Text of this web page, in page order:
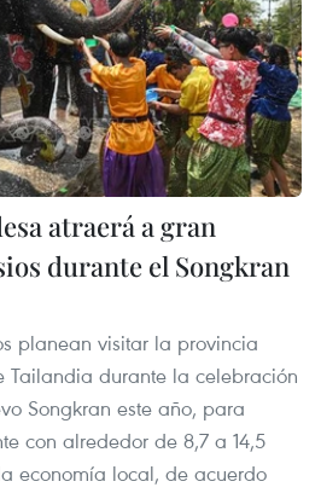
atraerá a gran
durante el Songkran
planean visitar la provincia
Tailandia durante la celebración
Songkran este año, para
con alrededor de 8,7 a 14,5
economía local, de acuerdo